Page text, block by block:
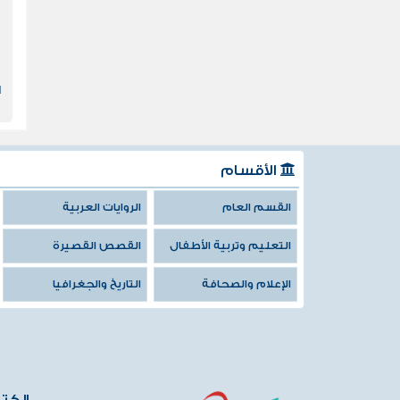
الأقسام
القسم العام الروايات العربية
التعليم وتربية الأطفال القصص القصيرة
الإعلام والصحافة التاريخ والجغرافيا